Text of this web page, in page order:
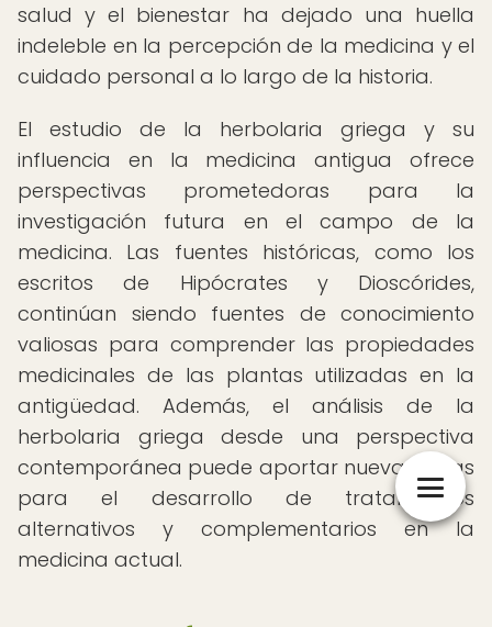
salud y el bienestar ha dejado una huella
indeleble en la percepción de la medicina y el
cuidado personal a lo largo de la historia.
El estudio de la herbolaria griega y su
influencia en la medicina antigua ofrece
perspectivas prometedoras para la
investigación futura en el campo de la
medicina. Las fuentes históricas, como los
escritos de Hipócrates y Dioscórides,
continúan siendo fuentes de conocimiento
valiosas para comprender las propiedades
medicinales de las plantas utilizadas en la
antigüedad. Además, el análisis de la
herbolaria griega desde una perspectiva
contemporánea puede aportar nuevas ideas
para el desarrollo de tratamientos
alternativos y complementarios en la
medicina actual.